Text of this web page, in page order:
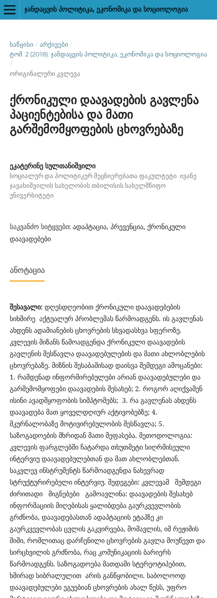
ᲯᲐᲜᲓᲐᲪᲕᲘᲡ ᲞᲝᲚᲘᲢᲘᲙᲐ, ᲔᲙᲝᲜᲝᲛᲘᲙᲐ ᲓᲐ ᲡᲝᲪᲘᲝᲚᲝᲒᲘᲐ
ᲡᲐᲬᲧᲘᲡᲘ / ᲐᲠᲥᲘᲕᲔᲑᲘ /
ᲢᲝᲛ. 2 (2018): ᲯᲐᲜᲓᲐᲪᲕᲘᲡ ᲞᲝᲚᲘᲢᲘᲙᲐ, ᲔᲙᲝᲜᲝᲛᲘᲙᲐ ᲓᲐ ᲡᲝᲪᲘᲝᲚᲝᲒᲘᲐ
/
ორიგინალური კვლევა
ქრონიკული დაავადების გავლენა
პაციენტებისა და მათი
გარშემომყოფების ცხოვრებაზე
ეკატერინე სულთანიშვილი
სოციალურ და პოლიტიკურ მეცნიერებათა ფაკულტეტი. ივანე
ჯავახიშვილის სახელობის თბილისის სახელმწიფო
უნივერსიტეტი
საკვანძო სიტყვები: ადაპტაცია, პრევენცია, ქრონიკული
დაავადებები
ᲐᲜᲝᲢᲐᲪᲘᲐ
შესავალი:დღესდღეობით ქრონიკული დაავადებების
სიხშირე აქტუალურ პრობლემას წარმოადგენს. ის გავლენას
ახდენს ადამიანების ცხოვრების სხვადასხვა სფეროზე.
კვლევის მიზანს წამოადგენდა ქრონიკული დაავადების
გავლენის შესწავლა დაავადებულების და მათი ახლობლების
ცხოვრებაზე. მიზნის შესაბამისად დაისვა შემდეგი ამოცანები:
1. რამდენად ინფორმირებულები არიან დაავადებულები და
გარშემომყოფები დაავადების შესახებ; 2. როგორ აღიქვამენ
ისინი ავადმყოფობის სიმპტომებს; 3. რა გავლენას ახდენს
დაავადება მათ ყოველდღიურ აქტივობებზე; 4.
მკურნალობაზე მოტივირებულობის შესწავლა; 5.
საზოგადოების მხრიდან მათი შეფასება. მეთოდოლოგია:
კვლევის ფარგლებში ჩატარდა თხუთმეტი სიღრმისეული
ინტერვიუ დაავადებულებთან და მათ ახლობლებთან.
საკვლევ ინსტრუმენტს წარმოადგენდა ნახევრად
სტრუქტურირებული ინტერვიუ. შედეგები: კვლევამ შემდეგი
ძირითადი მიგნებები გამოავლინა: დაავადების შესახებ
ინფორმაციის მიღებისას ყალიბდება გაურკვევლობის
გრძნობა, დაავადებასთან ადაპტაციის ეტაპზე კი
გაურკვევლობას ცვლის გაკვირვება, მომავლის, იმ რეჟიმის
შიში, რომლითაც დარჩენილი ცხოვრების გავლა მოუწევთ და
სირცხვილის გრძნობა, რაც კომუნიკაციის ბარიერს
წარმოადგენს. საზოგადოება მათდამი სტერეოტიპებით,
ხშირად სიბრალულით არის განწყობილი. საბოლოოდ
დაავადებულები ეგუებიან ცხოვრების ახალ წესს, უფრო